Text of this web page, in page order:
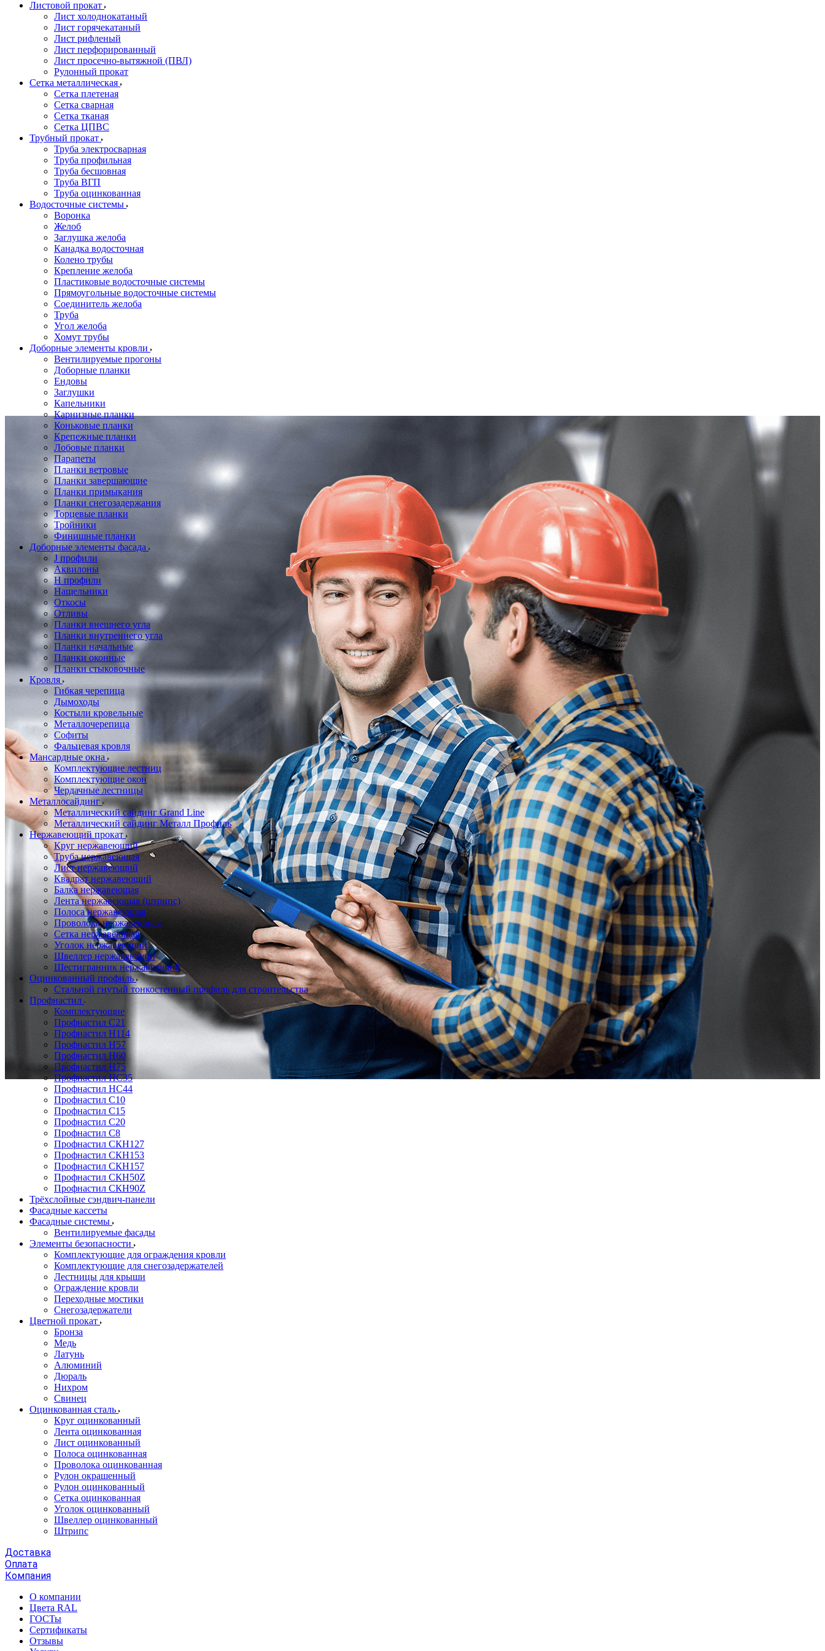
Листовой прокат
Лист холоднокатаный
Лист горячекатаный
Лист рифленый
Лист перфорированный
Лист просечно-вытяжной (ПВЛ)
Рулонный прокат
Сетка металлическая
Сетка плетеная
Сетка сварная
Сетка тканая
Сетка ЦПВС
Трубный прокат
Труба электросварная
Труба профильная
Труба бесшовная
Труба ВГП
Труба оцинкованная
Водосточные системы
Воронка
Желоб
Заглушка желоба
Канадка водосточная
Колено трубы
Крепление желоба
Пластиковые водосточные системы
Прямоугольные водосточные системы
Соединитель желоба
Труба
Угол желоба
Хомут трубы
Доборные элементы кровли
Вентилируемые прогоны
Доборные планки
Ендовы
Заглушки
Капельники
Карнизные планки
Коньковые планки
Крепежные планки
Лобовые планки
Парапеты
Планки ветровые
Планки завершающие
Планки примыкания
Планки снегозадержания
Торцевые планки
Тройники
Финишные планки
Доборные элементы фасада
J профили
Аквилоны
Н профили
Нащельники
Откосы
Отливы
Планки внешнего угла
Планки внутреннего угла
Планки начальные
Планки оконные
Планки стыковочные
Кровля
Гибкая черепица
Дымоходы
Костыли кровельные
Металлочерепица
Софиты
Фальцевая кровля
Мансардные окна
Комплектующие лестниц
Комплектующие окон
Чердачные лестницы
Металлосайдинг
Металлический сайдинг Grand Line
Металлический сайдинг Металл Профиль
Нержавеющий прокат
Круг нержавеющий
Труба нержавеющая
Лист нержавеющий
Квадрат нержавеющий
Балка нержавеющая
Лента нержавеющая (штрипс)
Полоса нержавеющая
Проволока нержавеющая
Сетка нержавеющая
Уголок нержавеющий
Швеллер нержавеющий
Шестигранник нержавеющий
Оцинкованный профиль
Стальной гнутый тонкостенный профиль для строительства
Профнастил
Комплектующие
Профнастил C21
Профнастил Н114
Профнастил Н57
Профнастил Н60
Профнастил Н75
Профнастил НС35
Профнастил НС44
Профнастил С10
Профнастил С15
Профнастил С20
Профнастил С8
Профнастил СКН127
Профнастил СКН153
Профнастил СКН157
Профнастил СКН50Z
Профнастил СКН90Z
Трёхслойные сэндвич-панели
Фасадные кассеты
Фасадные системы
Вентилируемые фасады
Элементы безопасности
Комплектующие для ограждения кровли
Комплектующие для снегозадержателей
Лестницы для крыши
Ограждение кровли
Переходные мостики
Снегозадержатели
Цветной прокат
Бронза
Медь
Латунь
Алюминий
Дюраль
Нихром
Свинец
Оцинкованная сталь
Круг оцинкованный
Лента оцинкованная
Лист оцинкованный
Полоса оцинкованная
Проволока оцинкованная
Рулон окрашенный
Рулон оцинкованный
Сетка оцинкованная
Уголок оцинкованный
Швеллер оцинкованный
Штрипс
Доставка
Оплата
Компания
О компании
Цвета RAL
ГОСТы
Сертификаты
Отзывы